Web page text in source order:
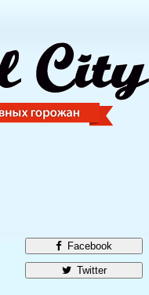
Facebook
Twitter